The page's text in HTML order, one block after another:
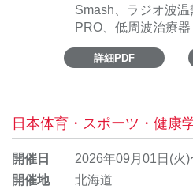
Smash、ラジオ波
PRO、低周波治療
詳細PDF
日本体育・スポーツ・健康
開催日
2026年09月01日(火
開催地
北海道